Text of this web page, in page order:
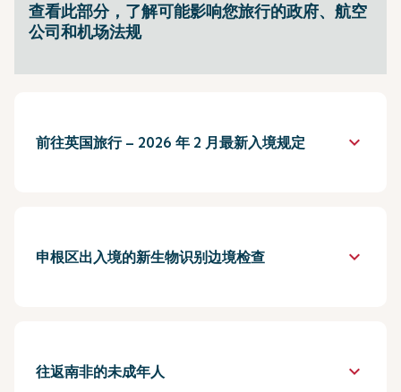
查看此部分，了解可能影响您旅行的政府、航空
公司和机场法规
前往英国旅行 – 2026 年 2 月最新入境规定 keyboard_arrow_down
申根区出入境的新生物识别边境检查 keyboard_arrow_down
往返南非的未成年人 keyboard_arrow_down